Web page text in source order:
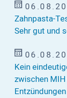
Zahnpasta-
Sehr gut und
Kein
zwischen
Entzündungen